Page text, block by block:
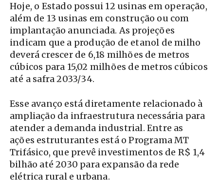
Hoje, o Estado possui 12 usinas em operação,
além de 13 usinas em construção ou com
implantação anunciada. As projeções
indicam que a produção de etanol de milho
deverá crescer de 6,18 milhões de metros
cúbicos para 15,02 milhões de metros cúbicos
até a safra 2033/34.
Esse avanço está diretamente relacionado à
ampliação da infraestrutura necessária para
atender a demanda industrial. Entre as
ações estruturantes está o Programa MT
Trifásico, que prevê investimentos de R$ 1,4
bilhão até 2030 para expansão da rede
elétrica rural e urbana.